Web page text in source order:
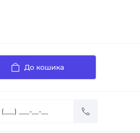
До кошика